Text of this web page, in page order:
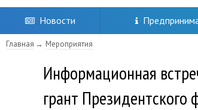
Новости
Главная Мероприятия
Информационная
грант Президентского